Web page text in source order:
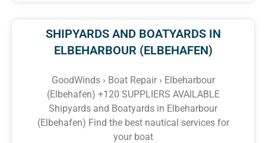
SHIPYARDS AND BOATYARDS IN
ELBEHARBOUR (ELBEHAFEN)
GoodWinds › Boat Repair › Elbeharbour
(Elbehafen) +120 SUPPLIERS AVAILABLE
Shipyards and Boatyards in Elbeharbour
(Elbehafen) Find the best nautical services for
your boat